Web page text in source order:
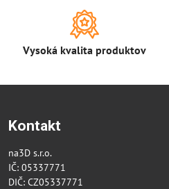
Vysoká kvalita produktov
Kontakt
na3D s.r.o.
IČ: 05337771
DIČ: CZ05337771